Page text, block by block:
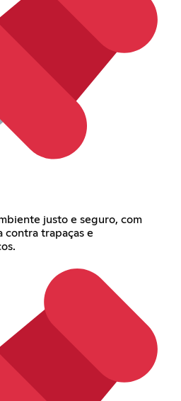
justo e seguro, com
contra trapaças e